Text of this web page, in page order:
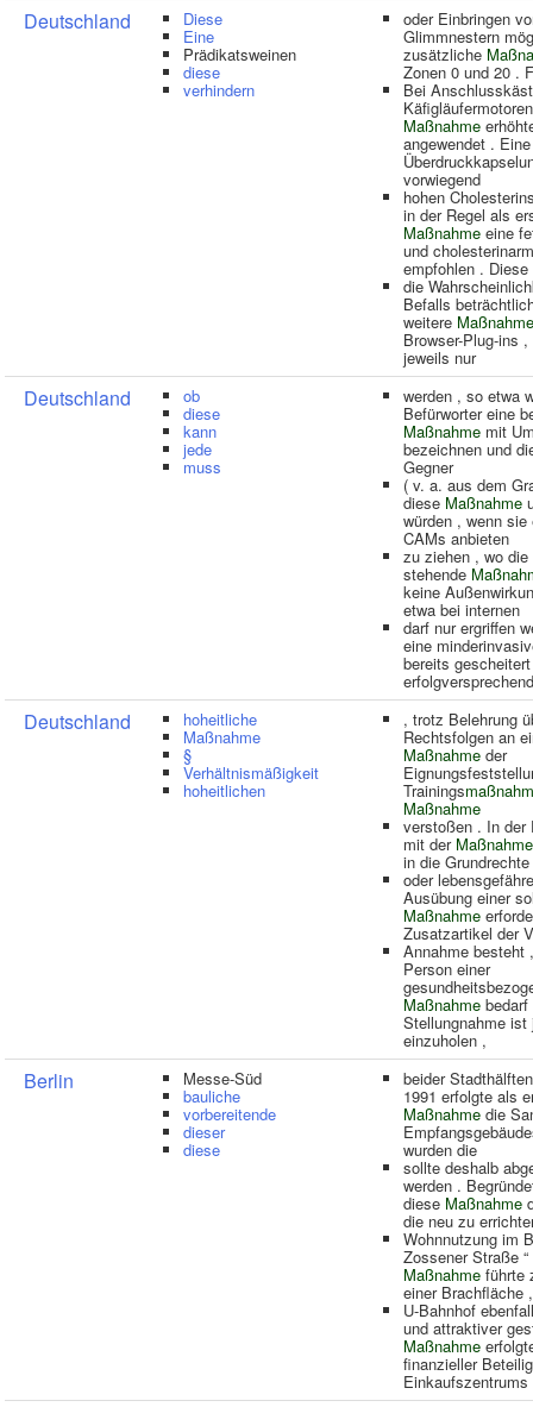
Deutschland Diese
Eine
Prädikatsweinen
diese
verhindern
oder Einbringen
Glimmnestern
zusätzliche
Zonen 0 und 20 .
Bei
Maßnahme
angewendet . Eine
vorwiegend
hohen
in der Regel als
Maßnahme eine
und
empfohlen . Diese
die
Befalls
weitere Maßnahme
Browser-Plug-ins
jeweils nur
Deutschland ob
diese
kann
jede
muss
werden , so etwa
Befürworter eine
Maßnahme mit
bezeichnen und
Gegner
( v. a. aus dem
diese Maßnahme
würden , wenn sie
CAMs anbieten
zu ziehen , wo die
stehende
keine
etwa bei internen
darf nur ergriffen
eine
bereits
Deutschland hoheitliche
Maßnahme
§
Verhältnismäßigkeit
hoheitlichen
, trotz Belehrung
Rechtsfolgen an
Maßnahme der
Trainings
Maßnahme
verstoßen . In der
mit der Maßnahme
in die
oder
Ausübung einer
Maßnahme
Zusatzartikel der
Annahme besteht
Person einer
Maßnahme
Stellungnahme ist
einzuholen ,
Berlin Messe-Süd
bauliche
vorbereitende
dieser
diese
beider
1991 erfolgte als
Maßnahme die
wurden die
sollte deshalb
werden .
diese Maßnahme
die neu zu
Wohnnutzung im
Zossener Straße
Maßnahme führte
einer Brachfläche
U-Bahnhof
und attraktiver
Maßnahme
finanzieller